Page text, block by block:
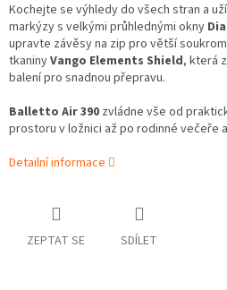
Kochejte se výhledy do všech stran a
markýzy s velkými průhlednými okny
upravte závěsy na zip pro větší
tkaninyVango Elements Shield, která
balení pro snadnou přepravu.
Balletto Air 390 zvládne vše od
prostoru v ložnici až po rodinné večeře
Detailní informace
ZEPTAT SE SDÍLET